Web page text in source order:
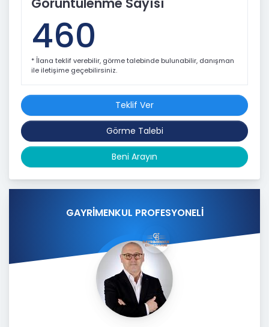
Görüntülenme Sayısı
460
* İlana teklif verebilir, görme talebinde bulunabilir, danışman
ile iletişime geçebilirsiniz.
Teklif Ver
Görme Talebi
Beni Arayın
GAYRİMENKUL PROFESYONELİ